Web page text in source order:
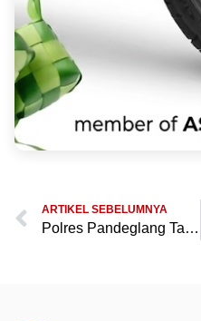
ARTIKEL SEBELUMNYA
Polres Pandeglang Tanam 4.000 Pohon di Gunung Pulosari Wujudkan Indonesia Asri dan Lestarikan Alam